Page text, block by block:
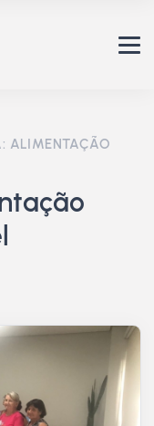
ALIMENTAÇÃO